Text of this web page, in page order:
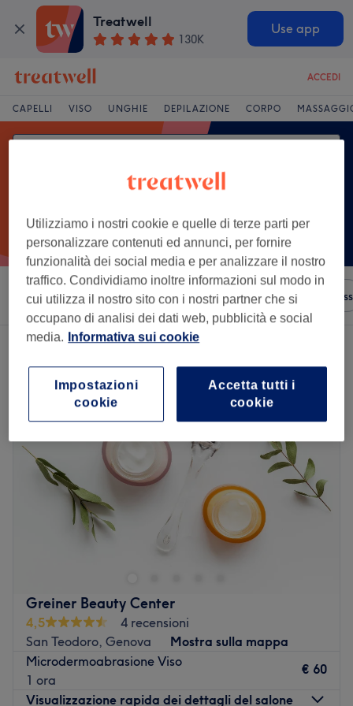
Treatwell
130K
Use app
ACCEDI
CAPELLI VISO UNGHIE DEPILAZIONE CORPO
Ordina per Servizi Brand Saloni Offerte Express
Un salone che offre:
Greiner Beauty Center
4,5
4 recensioni
San Teodoro, Genova
Mostra sulla mappa
Microdermoabrasione Viso
1 ora
€ 60
Visualizzazione rapida dei dettagli del salone
Utilizziamo i nostri cookie e quelle di terze parti per
personalizzare contenuti ed annunci, per fornire
funzionalità dei social media e per analizzare il nostro
traffico. Condividiamo inoltre informazioni sul modo in
cui utilizza il nostro sito con i nostri partner che si
occupano di analisi dei dati web, pubblicità e social
media.
Informativa sui cookie
Accetta tutti i
cookie
Impostazioni
cookie